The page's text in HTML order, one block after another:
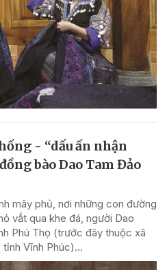
- “dấu ấn nhận
bào Dao Tam Đảo
mây phủ, nơi những con đường
vắt qua khe đá, người Dao
Phú Thọ (trước đây thuộc xã
Vĩnh Phúc)...